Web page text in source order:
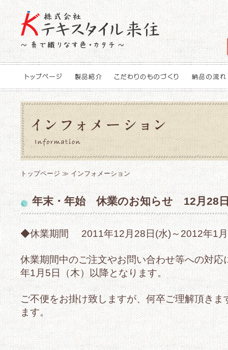
トップページ ≫ インフォメーション
年末・年始 休業のお知らせ 12月28
◆休業期間 2011年12月28日(水)～2012年1
休業期間中のご注文やお問い合わせ等への対応
年1月5日（木）以降となります。
ご不便をお掛け致しますが、何卒ご理解頂きま
ます。